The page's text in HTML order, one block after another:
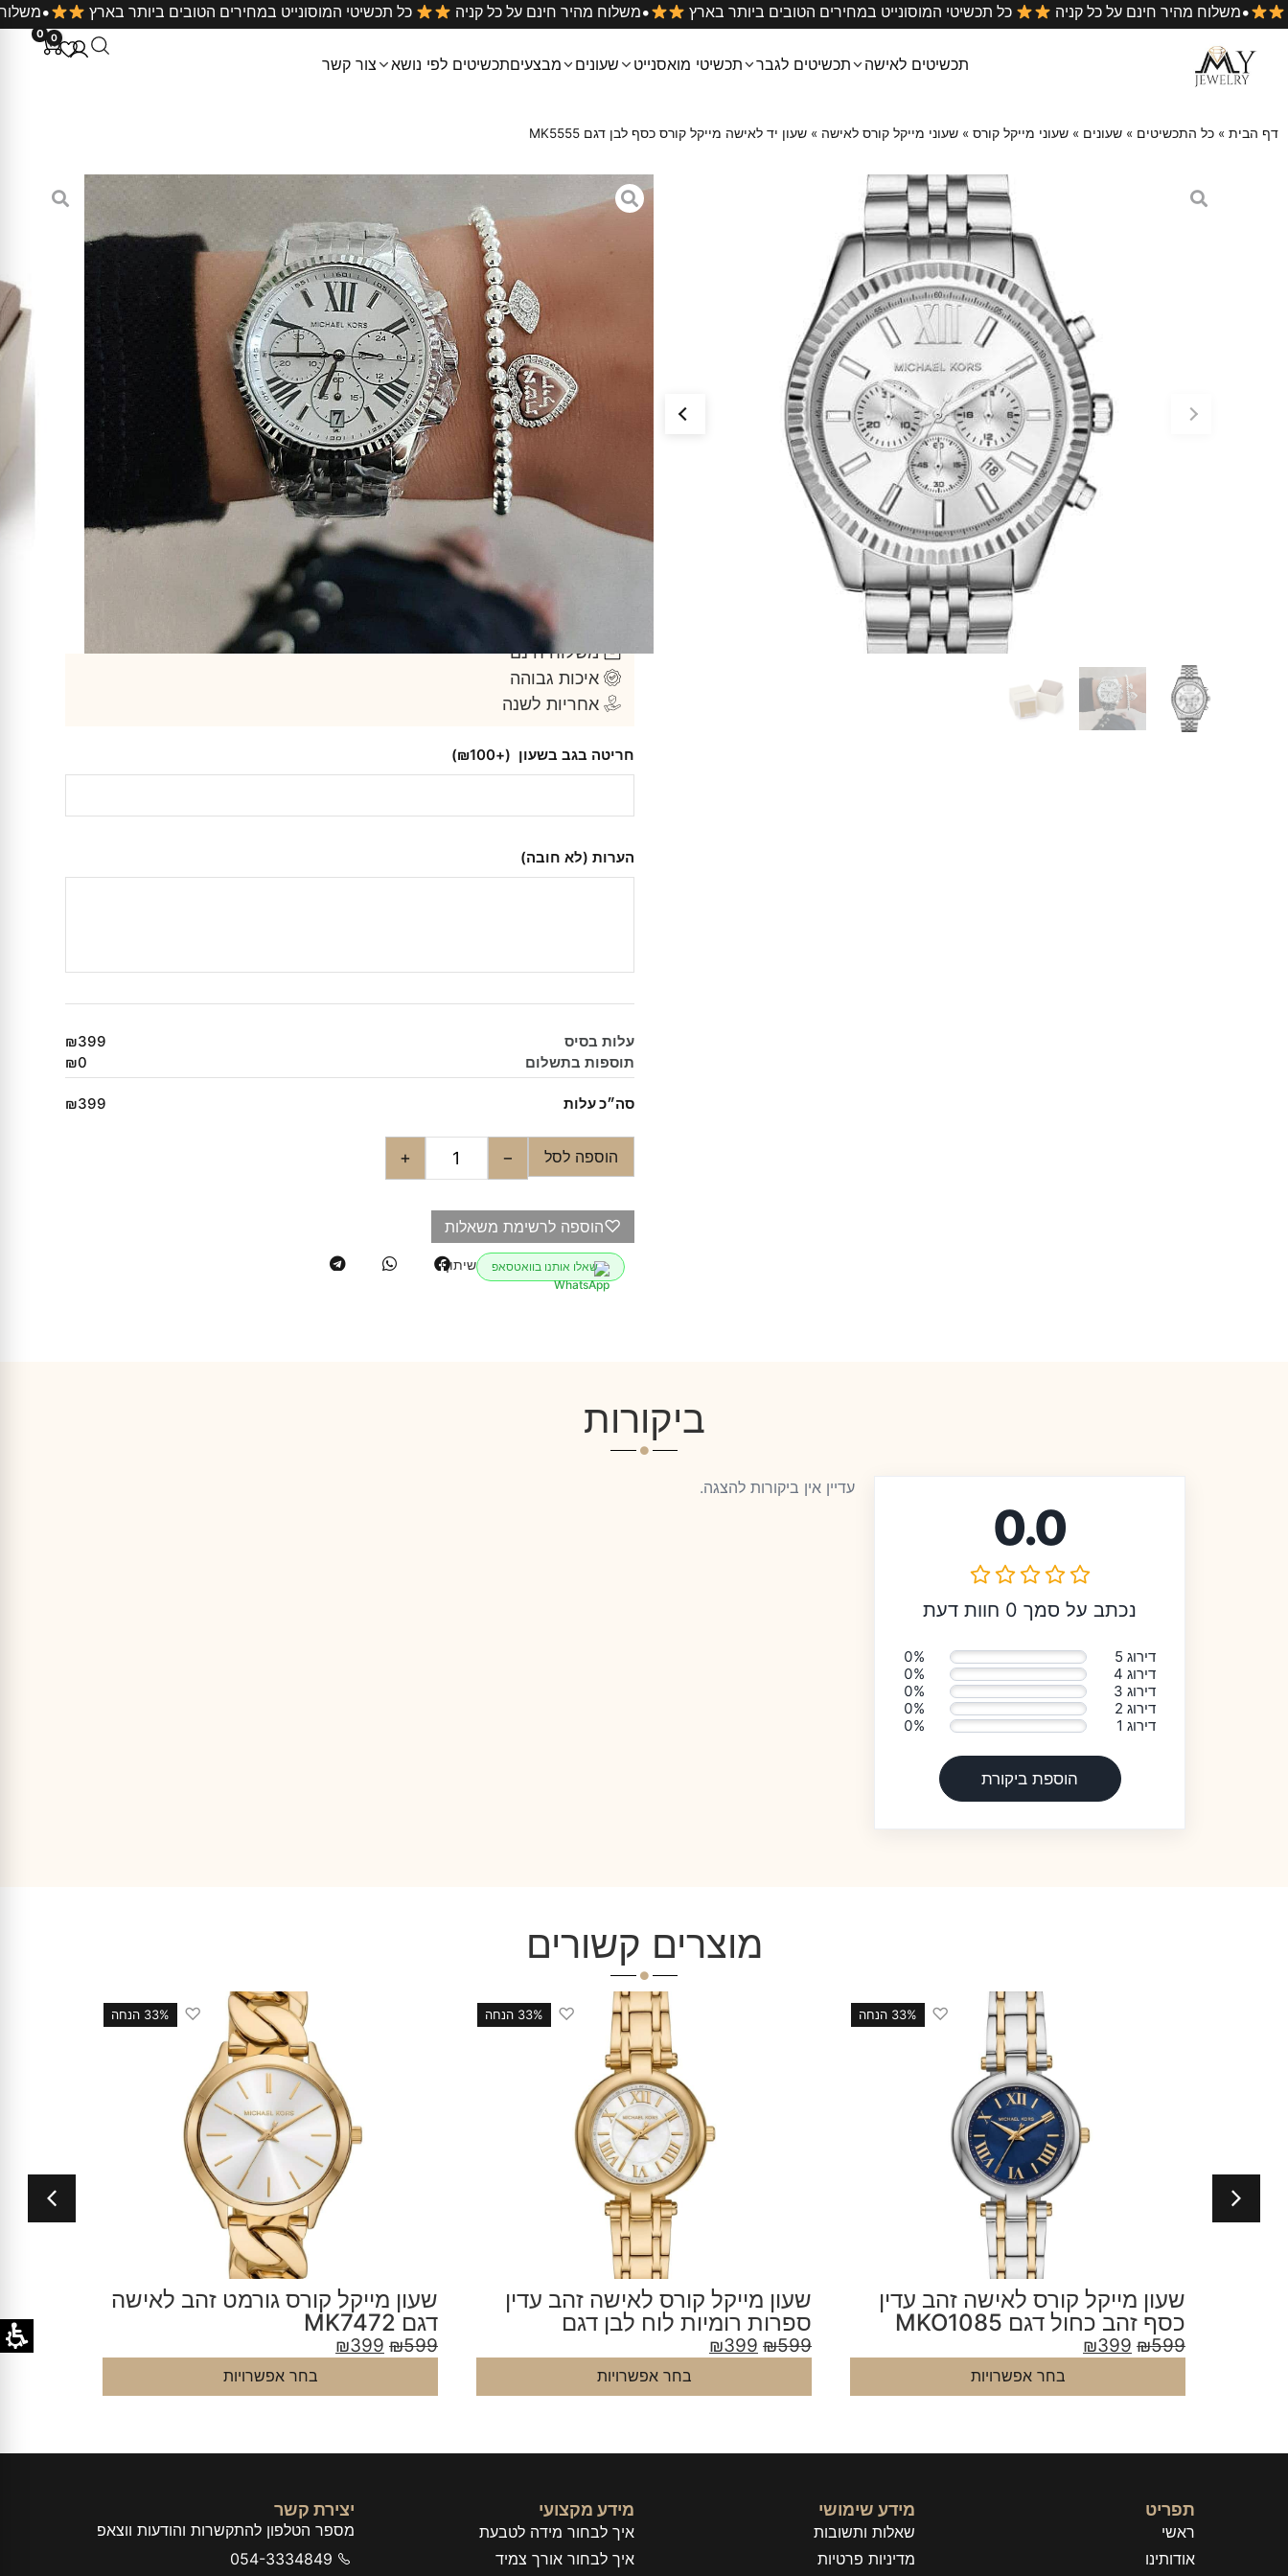
משלוח מהיר חינם על כל קניה כל תכשיטי המוסונייט במחירים הטובים ביותר בארץ • משלוח מהיר חינם על כל קניה כל תכשיטי המוסונייט במחירים הטובים ביותר בארץ • ביותר בארץ
0 0
תכשיטים לאישה תכשיטים לגבר תכשיטי מואסנייט שעונים מבצעיםתכשיטים לפי נושא צור קשר
דף הבית » כל התכשיטים » שעונים » שעוני מייקל קורס » שעוני מייקל קורס לאישה » שעון יד לאישה מייקל קורס כסף לבן דגם MK5555
שעון יד לאישה מייקל קורס כסף לבן דגם
MK5555
599
שעון יד לאישה מייקל קורס קלאסי עם רצועות מתכת בצבע כסף ולוח מכוונים צבע לבן עם
מנגנון כרונוגרף מלא
צבע וחומר : כסף
גוף השעון עשוי מחומר STAINLESS STEEL פלדת אל חלד
רצועת השעון עשויה מחומר STAINLESS STEEL פלדת אל חלד
קוטר השעון :45 מ”מ
אחריות: שנה על המנגנון
מגיע באריזה מקורית ואיכותית
דגם זה יסופק בתוך 4 ימי עסקים – במקרים דחופים צרו איתנו קשר בווצאפ (סמל ירוק
בתחתית העמוד)
למה הלקוחות שלנו בוחרים בנו?
משלוח חינם
איכות גבוהה
אחריות לשנה
חריטה בגב בשעון (+₪100)
הערות (לא חובה)
עלות בסיס
₪399
תוספות בתשלום
₪0
סה״כ עלות ₪399
−
+ הוספה לסל
♡הוספה לרשימת משאלות
שאלו אותנו בוואטסאפ שיתוף
ביקורות
0.0
נכתב על סמך 0 חוות דעת
דירוג 5
0%
דירוג 4
0%
דירוג 3
0%
דירוג 2
0%
דירוג 1
0%
הוספת ביקורת
עדיין אין ביקורות להצגה.
מוצרים קשורים
33% הנחה ♡
שעון מייקל קורס לאישה זהב עדין
כסף זהב כחול דגם MKO1085
₪599
₪399
בחר אפשרויות
33% הנחה ♡
שעון מייקל קורס לאישה זהב עדין
ספרות רומיות לוח לבן דגם
MKO1083
₪599
₪399
בחר אפשרויות
33% הנחה ♡
שעון מייקל קורס גורמט זהב לאישה
דגם MK7472
₪599
₪399
בחר אפשרויות
דגם MK4642
₪
תפריט
ראשי
אודותינו
מידע שימושי
שאלות ותשובות
מדיניות פרטיות
מידע מקצועי
איך לבחור מידה לטבעת
איך לבחור אורך צמיד
יצירת קשר
מספר הטלפון להתקשרות והודעות ווצאפ
054-3334849